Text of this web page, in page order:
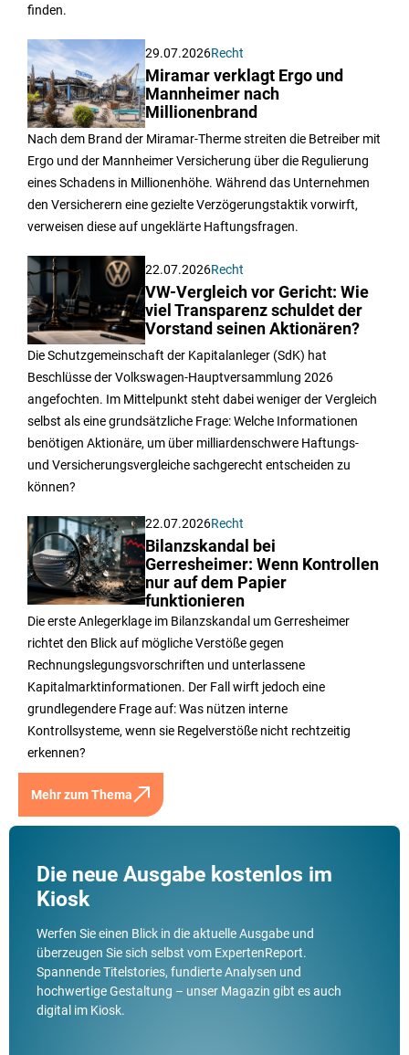
finden.
29.07.2026Recht
Miramar verklagt Ergo und
Mannheimer nach
Millionenbrand
Nach dem Brand der Miramar-Therme streiten die Betreiber mit
Ergo und der Mannheimer Versicherung über die Regulierung
eines Schadens in Millionenhöhe. Während das Unternehmen
den Versicherern eine gezielte Verzögerungstaktik vorwirft,
verweisen diese auf ungeklärte Haftungsfragen.
22.07.2026Recht
VW-Vergleich vor Gericht: Wie
viel Transparenz schuldet der
Vorstand seinen Aktionären?
Die Schutzgemeinschaft der Kapitalanleger (SdK) hat
Beschlüsse der Volkswagen-Hauptversammlung 2026
angefochten. Im Mittelpunkt steht dabei weniger der Vergleich
selbst als eine grundsätzliche Frage: Welche Informationen
benötigen Aktionäre, um über milliardenschwere Haftungs-
und Versicherungsvergleiche sachgerecht entscheiden zu
können?
22.07.2026Recht
Bilanzskandal bei
Gerresheimer: Wenn Kontrollen
nur auf dem Papier
funktionieren
Die erste Anlegerklage im Bilanzskandal um Gerresheimer
richtet den Blick auf mögliche Verstöße gegen
Rechnungslegungsvorschriften und unterlassene
Kapitalmarktinformationen. Der Fall wirft jedoch eine
grundlegendere Frage auf: Was nützen interne
Kontrollsysteme, wenn sie Regelverstöße nicht rechtzeitig
erkennen?
Mehr zum Thema
Die neue Ausgabe kostenlos im
Kiosk
Werfen Sie einen Blick in die aktuelle Ausgabe und
überzeugen Sie sich selbst vom ExpertenReport.
Spannende Titelstories, fundierte Analysen und
hochwertige Gestaltung – unser Magazin gibt es auch
digital im Kiosk.